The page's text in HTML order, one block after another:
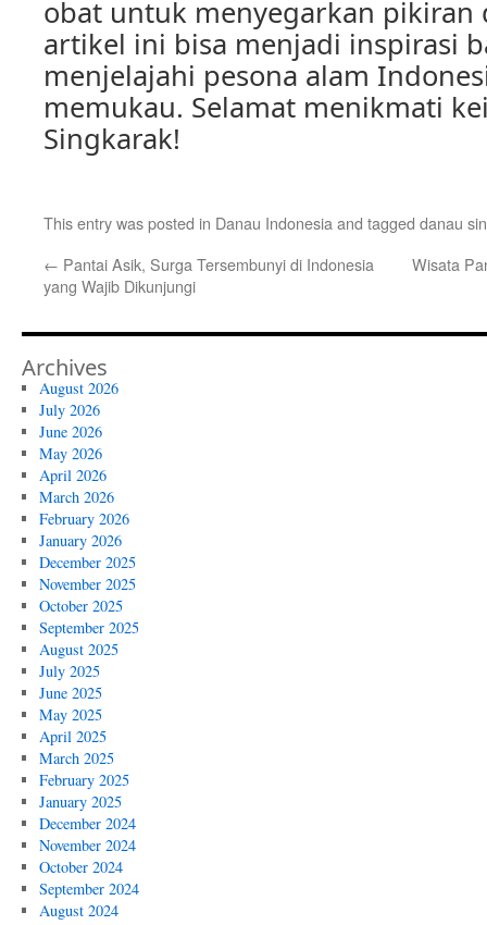
obat untuk menyegarkan pikiran
artikel ini bisa menjadi inspirasi
menjelajahi pesona alam
memukau. Selamat menikmati
Singkarak!
This entry was posted in Danau Indonesia and tagged danau
← Pantai Asik, Surga Tersembunyi di Indonesia
yang Wajib Dikunjungi
Wisata
Archives
August 2026
July 2026
June 2026
May 2026
April 2026
March 2026
February 2026
January 2026
December 2025
November 2025
October 2025
September 2025
August 2025
July 2025
June 2025
May 2025
April 2025
March 2025
February 2025
January 2025
December 2024
November 2024
October 2024
September 2024
August 2024